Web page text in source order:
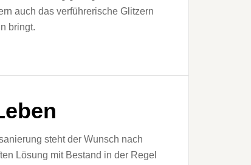
auch das verführerische Glitzern
bringt.
steht der Wunsch nach
Lösung mit Bestand in der Regel